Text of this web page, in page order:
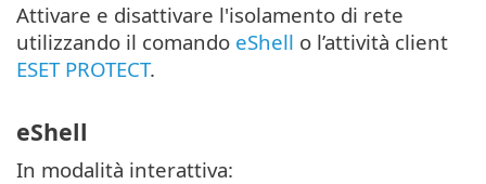
Attivare e disattivare l'isolamento di rete
utilizzando il comando eShell o l’attività client
ESET PROTECT.
eShell
In modalità interattiva: